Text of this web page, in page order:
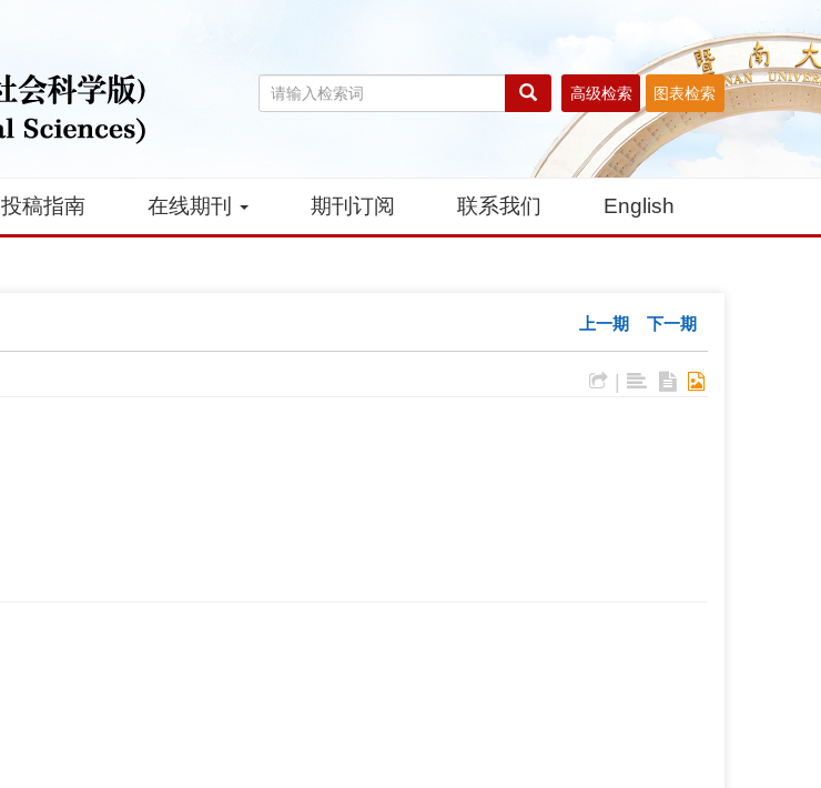
图表检索
高级检索
投稿指南 在线期刊 期刊订阅 联系我们 English
上一期 下一期